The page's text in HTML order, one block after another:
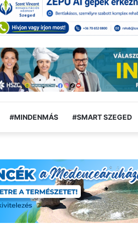
#MINDENMÁS #SMART SZEGED